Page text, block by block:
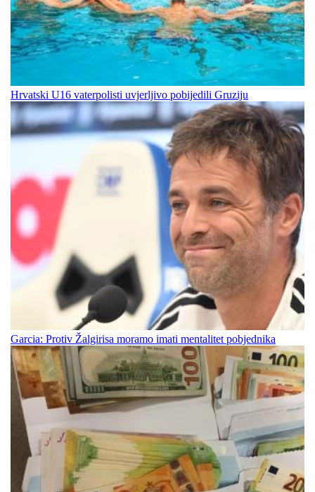
Hrvatski U16 vaterpolisti uvjerljivo pobijedili Gruziju
Garcia: Protiv Žalgirisa moramo imati mentalitet pobjednika